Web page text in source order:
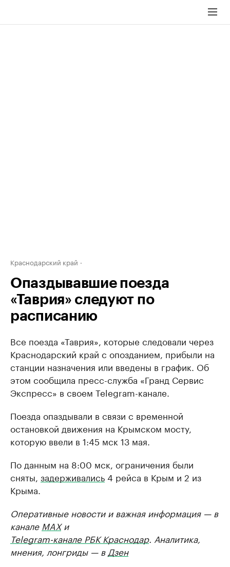
Краснодарский край
Опаздывавшие поезда
«Таврия» следуют по
расписанию
Все поезда «Таврия», которые следовали через
Краснодарский край с опозданием, прибыли на
станции назначения или введены в график. Об
этом сообщила пресс-служба «Гранд Сервис
Экспресс» в своем Telegram-канале.
Поезда опаздывали в связи с временной
остановкой движения на Крымском мосту,
которую ввели в 1:45 мск 13 мая.
По данным на 8:00 мск, ограничения были
сняты, задерживались4 рейса в Крым и 2 из
Крыма.
Оперативные новости и важная информация — в
канале MAXи
Telegram-канале РБК Краснодар. Аналитика,
мнения, лонгриды — в Дзен